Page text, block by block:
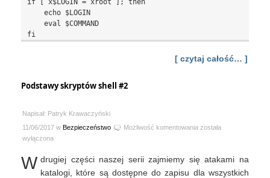
if [ x$LOGIN = xroot ]; then
[ czytaj całość… ]
Podstawy skryptów shell #2
Napisał: Patryk Krawaczyński
11/06/2017 w Bezpieczeństwo Możliwość komentowania Podstawy
#2
została
wyłączona
W drugiej części naszej serii zajmiemy się atakami na
katalogi, które są dostępne do zapisu dla wszystkich